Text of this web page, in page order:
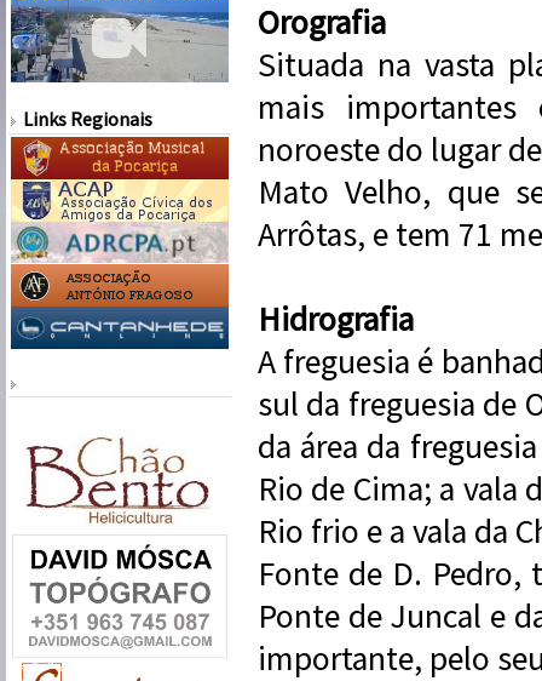
Links Regionais
Orografia
Situada na vasta
mais
noroeste do lugar
Mato Velho, que
Arrôtas, e tem 71
Hidrografia
A freguesia é
sul da freguesia de
da área da
Rio de Cima; a
Rio frio e a vala da
Fonte de D. Pedro,
Ponte de Juncal e
importante, pelo